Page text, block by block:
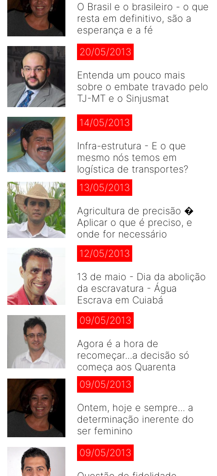
O Brasil e o brasileiro - o que
resta em definitivo, são a
esperança e a fé
20/05/2013
Entenda um pouco mais
sobre o embate travado pelo
TJ-MT e o Sinjusmat
14/05/2013
Infra-estrutura - E o que
mesmo nós temos em
logística de transportes?
13/05/2013
Agricultura de precisão �
Aplicar o que é preciso, e
onde for necessário
12/05/2013
13 de maio - Dia da abolição
da escravatura - Água
Escrava em Cuiabá
09/05/2013
Agora é a hora de
recomeçar...a decisão só
começa aos Quarenta
09/05/2013
Ontem, hoje e sempre... a
determinação inerente do
ser feminino
09/05/2013